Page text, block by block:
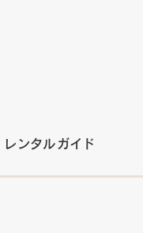
レンタルガイド